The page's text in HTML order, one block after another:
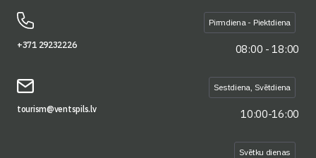
+371 29232226
tourism@ventspils.lv
Pirmdiena - Piektdiena
08:00 - 18:00
Sestdiena, Svētdiena
10:00-16:00
Svētku dienas